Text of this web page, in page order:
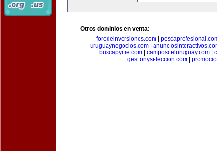
Otros dominios en venta:
forodeinversiones.com
uruguaynegocios.com|
buscapyme.com
camposdeluruguay.com
gestionyseleccion.com|